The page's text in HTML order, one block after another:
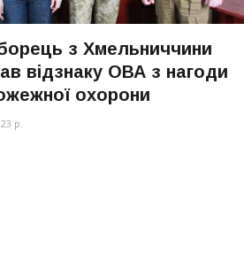
з Хмельниччини
відзнаку ОВА з нагоди
охорони
р.